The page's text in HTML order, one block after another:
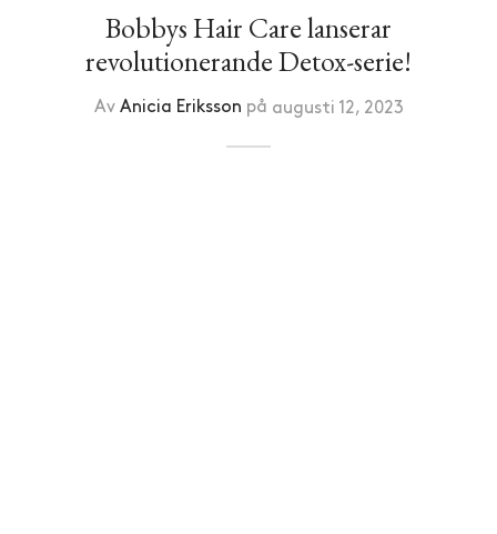
Bobbys Hair Care lanserar
revolutionerande Detox-serie!
Av Anicia Eriksson på augusti 12, 2023